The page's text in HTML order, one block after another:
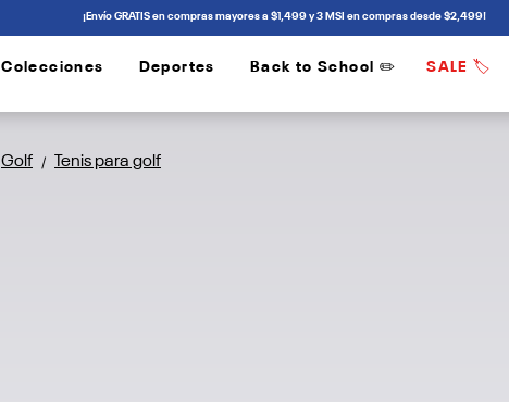
¡Envío GRATIS en compras mayores a $1,499 y 3 MSI en compras desde $2,499!
Colecciones Deportes Back to School ✏️ SALE 🏷️
Golf / Tenis para golf